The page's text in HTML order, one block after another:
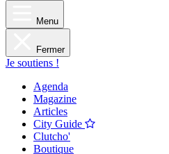
Menu
Fermer
Je soutiens !
Agenda
Magazine
Articles
City Guide
Clutcho'
Boutique